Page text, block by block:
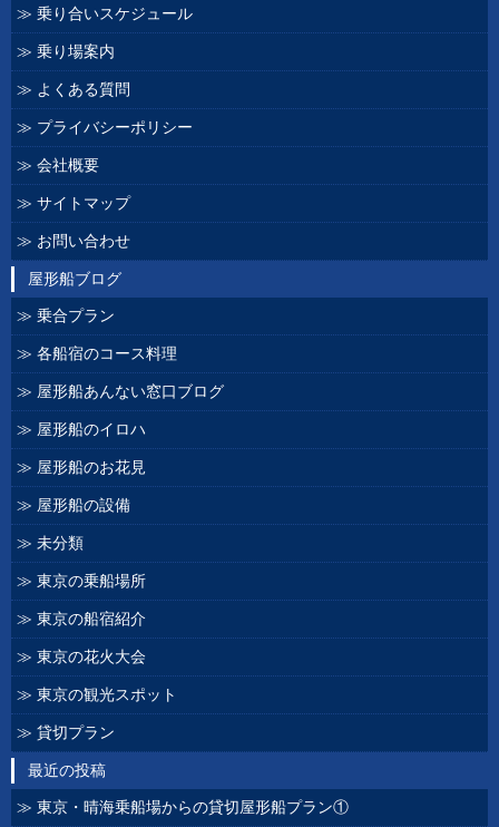
乗り合いスケジュール
乗り場案内
よくある質問
プライバシーポリシー
会社概要
サイトマップ
お問い合わせ
屋形船ブログ
乗合プラン
各船宿のコース料理
屋形船あんない窓口ブログ
屋形船のイロハ
屋形船のお花見
屋形船の設備
未分類
東京の乗船場所
東京の船宿紹介
東京の花火大会
東京の観光スポット
貸切プラン
最近の投稿
東京・晴海乗船場からの貸切屋形船プラン①